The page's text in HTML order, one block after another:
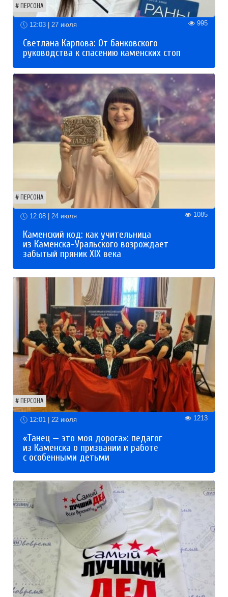
ПЕРСОНА
12:03 | 27 июля 995
Светлана Карпова: От банковского
руководства к спасению каменских стоп
ПЕРСОНА
12:08 | 24 июля 1085
Каменский код: как учительница
из Каменска-Уральского возрождает
забытый пряник XIX века
ПЕРСОНА
12:01 | 22 июля 1213
«Танец — это моя дорога»: педагог
из Каменска о призвании и работе
с особенными детьми